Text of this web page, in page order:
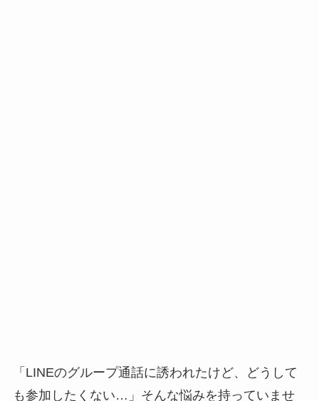
「LINEのグループ通話に誘われたけど、どうして
も参加したくない…」そんな悩みを持っていませ